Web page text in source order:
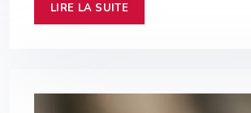
LIRE LA SUITE